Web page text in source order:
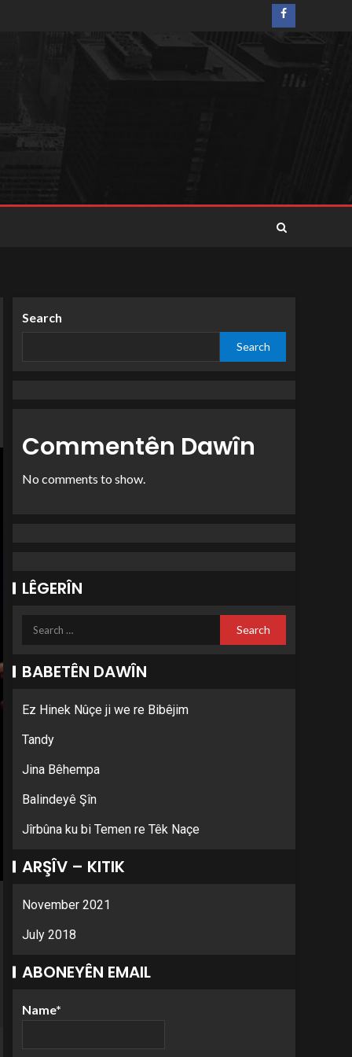
Search
Search
Commentên Dawîn
No comments to show.
LÊGERÎN
BABETÊN DAWÎN
Ez Hinek Nûçe ji we re Bibêjim
Tandy
Jina Bêhempa
Balindeyê Şîn
Jîrbûna ku bi Temen re Têk Naçe
ARŞÎV – KITIK
November 2021
July 2018
ABONEYÊN EMAIL
Name*